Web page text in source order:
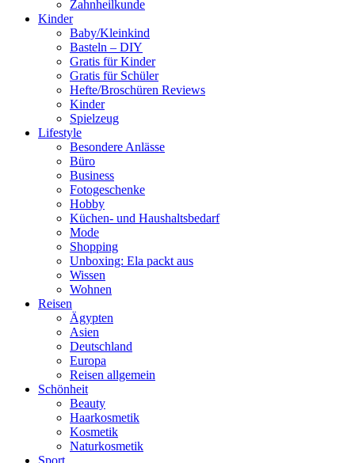
Zahnheilkunde
Kinder
Baby/Kleinkind
Basteln – DIY
Gratis für Kinder
Gratis für Schüler
Hefte/Broschüren Reviews
Kinder
Spielzeug
Lifestyle
Besondere Anlässe
Büro
Business
Fotogeschenke
Hobby
Küchen- und Haushaltsbedarf
Mode
Shopping
Unboxing: Ela packt aus
Wissen
Wohnen
Reisen
Ägypten
Asien
Deutschland
Europa
Reisen allgemein
Schönheit
Beauty
Haarkosmetik
Kosmetik
Naturkosmetik
Sport